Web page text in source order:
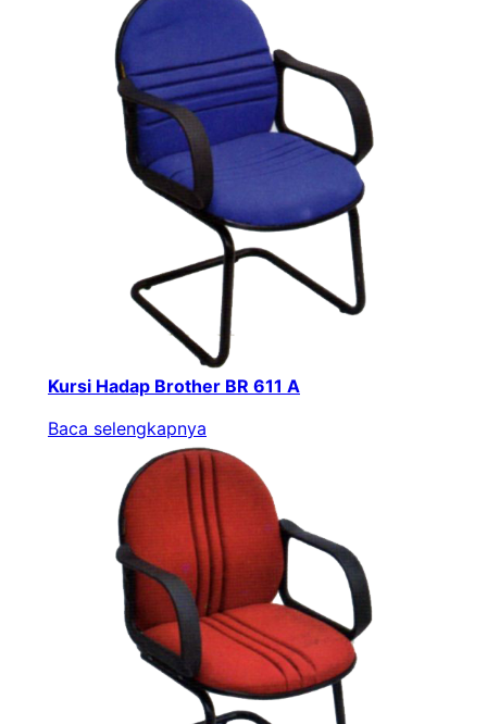
Kursi Hadap Brother BR 611 A
Baca selengkapnya